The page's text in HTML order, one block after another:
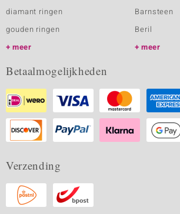
diamant ringen
gouden ringen
meer
Barnsteen
Beril
meer
Betaalmogelijkheden
Verzending